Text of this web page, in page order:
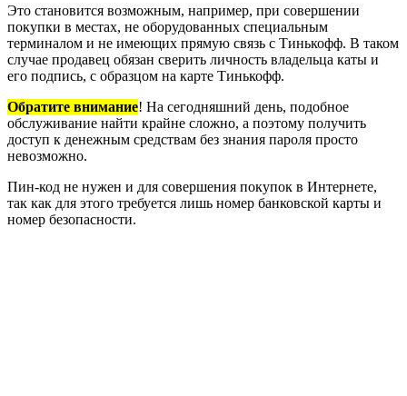
Это становится возможным, например, при совершении
покупки в местах, не оборудованных специальным
терминалом и не имеющих прямую связь с Тинькофф. В таком
случае продавец обязан сверить личность владельца каты и
его подпись, с образцом на карте Тинькофф.
Обратите внимание! На сегодняшний день, подобное
обслуживание найти крайне сложно, а поэтому получить
доступ к денежным средствам без знания пароля просто
невозможно.
Пин-код не нужен и для совершения покупок в Интернете,
так как для этого требуется лишь номер банковской карты и
номер безопасности.